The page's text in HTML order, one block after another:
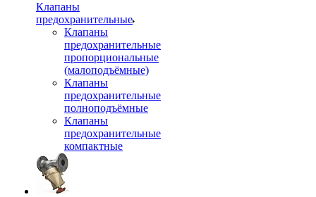
Клапаны
предохранительные
Клапаны
предохранительные
пропорциональные
(малоподъёмные)
Клапаны
предохранительные
полноподъёмные
Клапаны
предохранительные
компактные